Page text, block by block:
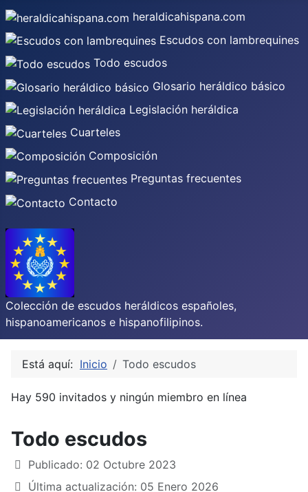
heraldicahispana.com
Escudos con lambrequines
Todo escudos
Glosario heráldico básico
Legislación heráldica
Cuarteles
Composición
Preguntas frecuentes
Contacto
Colección de escudos heráldicos españoles,
hispanoamericanos e hispanofilipinos.
Está aquí: Inicio Todo escudos
Hay 590 invitados y ningún miembro en línea
Todo escudos
Publicado: 02 Octubre 2023
Última actualización: 05 Enero 2026